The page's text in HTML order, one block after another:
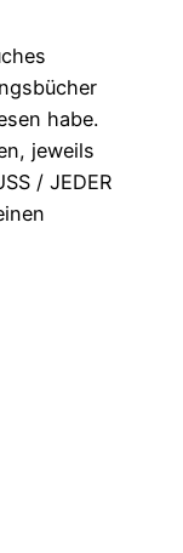
habe.
jeweils
/ JEDER